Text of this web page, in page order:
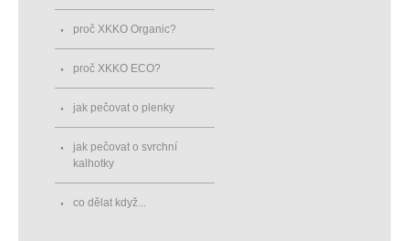
proč XKKO Organic?
proč XKKO ECO?
jak pečovat o plenky
jak pečovat o svrchní
kalhotky
co dělat když...